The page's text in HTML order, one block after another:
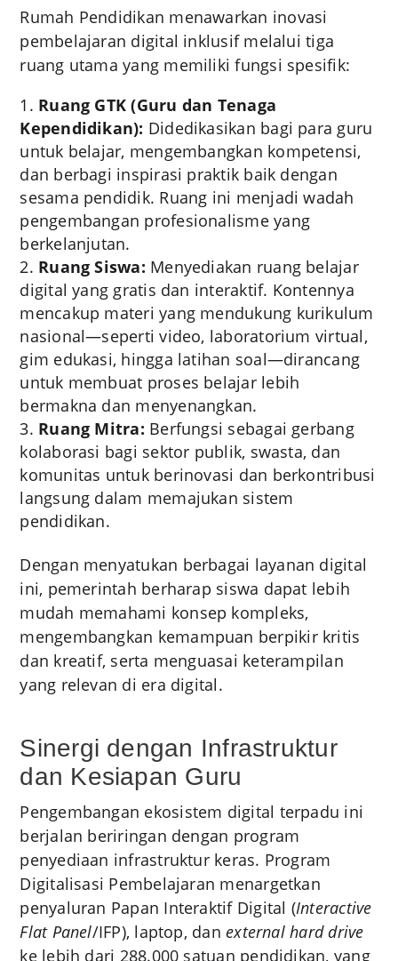
Rumah Pendidikan menawarkan inovasi
pembelajaran digital inklusif melalui tiga
ruang utama yang memiliki fungsi spesifik:
Ruang GTK (Guru dan Tenaga
Kependidikan): Didedikasikan bagi para guru
untuk belajar, mengembangkan kompetensi,
dan berbagi inspirasi praktik baik dengan
sesama pendidik. Ruang ini menjadi wadah
pengembangan profesionalisme yang
berkelanjutan.
Ruang Siswa: Menyediakan ruang belajar
digital yang gratis dan interaktif. Kontennya
mencakup materi yang mendukung kurikulum
nasional—seperti video, laboratorium virtual,
gim edukasi, hingga latihan soal—dirancang
untuk membuat proses belajar lebih
bermakna dan menyenangkan.
Ruang Mitra: Berfungsi sebagai gerbang
kolaborasi bagi sektor publik, swasta, dan
komunitas untuk berinovasi dan berkontribusi
langsung dalam memajukan sistem
pendidikan.
Dengan menyatukan berbagai layanan digital
ini, pemerintah berharap siswa dapat lebih
mudah memahami konsep kompleks,
mengembangkan kemampuan berpikir kritis
dan kreatif, serta menguasai keterampilan
yang relevan di era digital.
Sinergi dengan Infrastruktur
dan Kesiapan Guru
Pengembangan ekosistem digital terpadu ini
berjalan beriringan dengan program
penyediaan infrastruktur keras. Program
Digitalisasi Pembelajaran menargetkan
penyaluran Papan Interaktif Digital (Interactive
Flat Panel/IFP), laptop, dan external hard drive
ke lebih dari 288.000 satuan pendidikan, yang